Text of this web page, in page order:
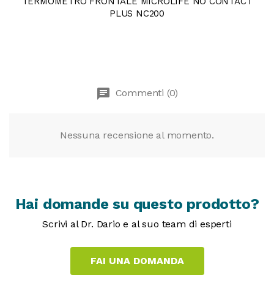
PLUS NC200
chat Commenti (0)
Nessuna recensione al momento.
Hai domande su questo prodotto?
Scrivi al Dr. Dario e al suo team di esperti